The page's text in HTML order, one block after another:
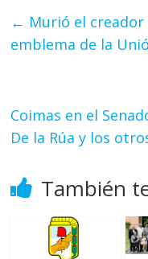
← Murió el
emblema de la
Coimas en el
De la Rúa y los
También